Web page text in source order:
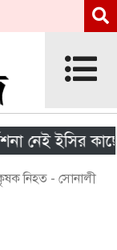
ইসির কাছে
নিহত - সোনালী